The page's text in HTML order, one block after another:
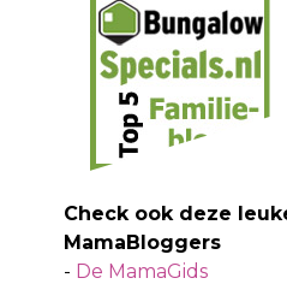
Check ook deze
MamaBloggers
- De MamaGids